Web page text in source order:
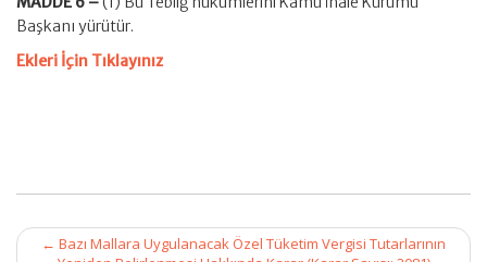
Başkanı yürütür.
Ekleri İçin Tıklayınız
Post
navigation
← Bazı Mallara Uygulanacak Özel Tüketim Vergisi Tutarlarının